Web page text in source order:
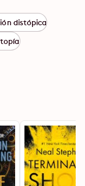
a story
live now.
chewing
distópica